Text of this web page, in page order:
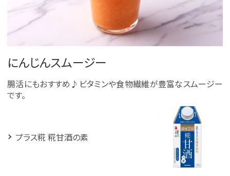
にんじんスムージー
腸活にもおすすめ♪ビタミンや食物繊維が豊富なスムージー
です。
プラス糀 糀甘酒の素